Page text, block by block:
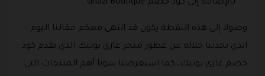
بالإضافة إلى كود خصم Ghazi Boutique.
وصولا إلى هذه النقطة يكون قد انتهى معكم مقالنا اليوم
الذي تحدثنا خلاله عن عطور متجر غازي بوتيك الذي يقدم كود
خصم غازي بوتيك، كما استعرضنا سويا أهم المنتجات التي